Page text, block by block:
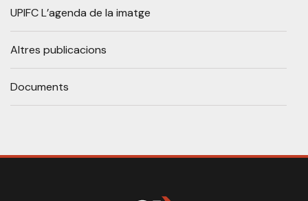
UPIFC L’agenda de la imatge
Altres publicacions
Documents